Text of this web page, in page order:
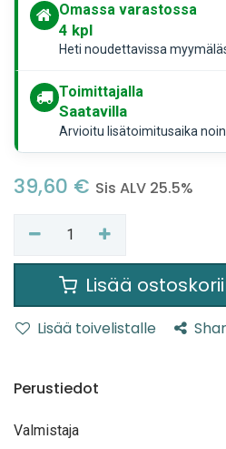
Omassa varastossa
4 kpl
Heti noudettavissa
Toimittajalla
Saatavilla
Arvioitu lisätoimitusaika noin
39,60 € Sis ALV 25.5%
Lisää
Lisää toivelistalle
Perustiedot
Valmistaja